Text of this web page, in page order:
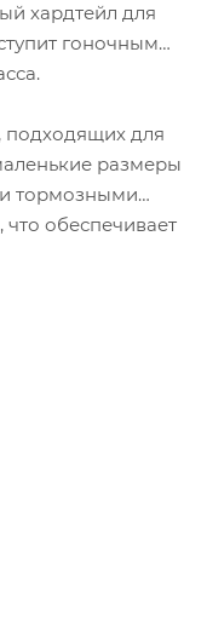
хардтейл для
гоночным
подходящих для
размеры
тормозными
обеспечивает